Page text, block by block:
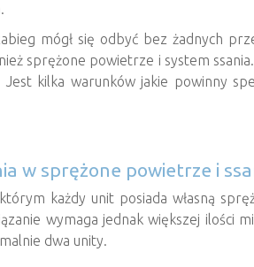
mógł się odbyć bez żadnych
sprężone powietrze i system
kilka warunków jakie powinny
w sprężone powietrze i
każdy unit posiada własną
wymaga jednak większej
dwa unity.